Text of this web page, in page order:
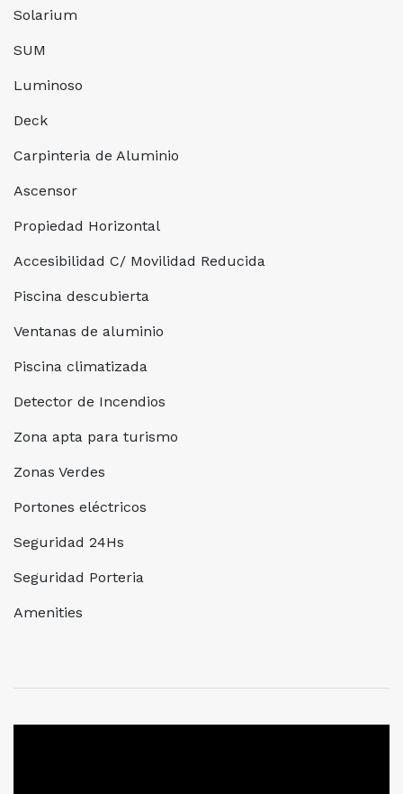
Solarium
SUM
Luminoso
Deck
Carpinteria de Aluminio
Ascensor
Propiedad Horizontal
Accesibilidad C/ Movilidad Reducida
Piscina descubierta
Ventanas de aluminio
Piscina climatizada
Detector de Incendios
Zona apta para turismo
Zonas Verdes
Portones eléctricos
Seguridad 24Hs
Seguridad Porteria
Amenities